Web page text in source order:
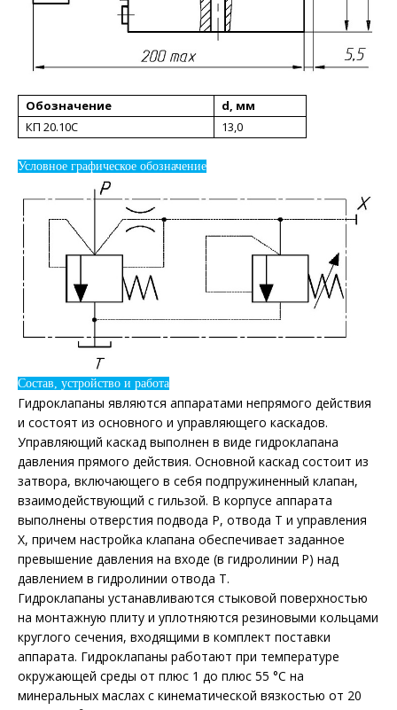
Обозначение
d, мм
КП 20.10С
13,0
Условное графическое обозначение
Состав, устройство и работа
Гидроклапаны являются аппаратами непрямого действия
и состоят из основного и управляющего каскадов.
Управляющий каскад выполнен в виде гидроклапана
давления прямого действия. Основной каскад состоит из
затвора, включающего в себя подпружиненный клапан,
взаимодействующий с гильзой. В корпусе аппарата
выполнены отверстия подвода Р, отвода Т и управления
Х, причем настройка клапана обеспечивает заданное
превышение давления на входе (в гидролинии Р) над
давлением в гидролинии отвода Т.
Гидроклапаны устанавливаются стыковой поверхностью
на монтажную плиту и уплотняются резиновыми кольцами
круглого сечения, входящими в комплект поставки
аппарата. Гидроклапаны работают при температуре
окружающей среды от плюс 1 до плюс 55 °С на
минеральных маслах с кинематической вязкостью от 20